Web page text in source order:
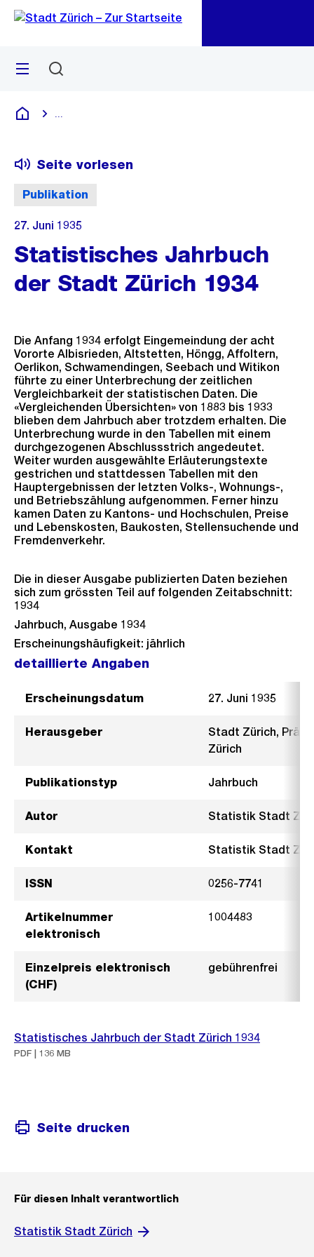
Navigation
Sprunglink
Menü
Deutsch
Publikation
Seite vorlesen
27. Juni 1935
Statistisches Jahrbuch
der Stadt Zürich 1934
Die Anfang 1934 erfolgt Eingemeindung der acht
Vororte Albisrieden, Altstetten, Höngg, Affoltern,
Oerlikon, Schwamendingen, Seebach und Witikon
führte zu einer Unterbrechung der zeitlichen
Vergleichbarkeit der statistischen Daten. Die
«Vergleichenden Übersichten» von 1883 bis 1933
blieben dem Jahrbuch aber trotzdem erhalten. Die
Unterbrechung wurde in den Tabellen mit einem
durchgezogenen Abschlussstrich angedeutet.
Weiter wurden ausgewählte Erläuterungstexte
gestrichen und stattdessen Tabellen mit den
Hauptergebnissen der letzten Volks-, Wohnungs-,
und Betriebszählung aufgenommen. Ferner hinzu
kamen Daten zu Kantons- und Hochschulen, Preise
und Lebenskosten, Baukosten, Stellensuchende und
Fremdenverkehr.
Die in dieser Ausgabe publizierten Daten beziehen
sich zum grössten Teil auf folgenden Zeitabschnitt:
1934
Jahrbuch, Ausgabe 1934
Erscheinungshäufigkeit: jährlich
detaillierte Angaben
Erscheinungsdatum 27. Juni 1935
Herausgeber
Stadt Zürich,
Zürich
Publikationstyp Jahrbuch
Autor Statistik Stadt
Kontakt Statistik Stadt
ISSN 0256-7741
Artikelnummer
elektronisch
1004483
Einzelpreis elektronisch
(CHF)
gebührenfrei
Statistisches Jahrbuch der Stadt Zürich 1934
PDF | 136 MB
Seite drucken
Für diesen Inhalt verantwortlich
Statistik Stadt Zürich